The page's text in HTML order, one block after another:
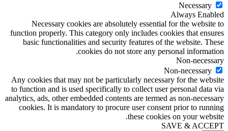
Necessary
Always Enabled
Necessary cookies are absolutely essential for the website to
function properly. This category only includes cookies that ensures
basic functionalities and security features of the website. These
cookies do not store any personal information.
Non-necessary
Non-necessary
Any cookies that may not be particularly necessary for the website
to function and is used specifically to collect user personal data via
analytics, ads, other embedded contents are termed as non-necessary
cookies. It is mandatory to procure user consent prior to running
these cookies on your website.
SAVE & ACCEPT